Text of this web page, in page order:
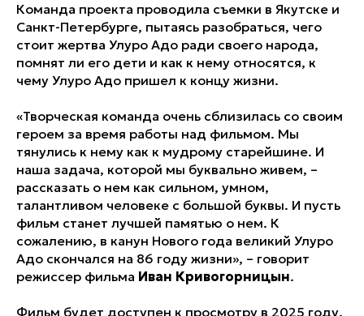
Команда проекта проводила съемки в Якутске и
Санкт-Петербурге, пытаясь разобраться, чего
стоит жертва Улуро Адо ради своего народа,
помнят ли его дети и как к нему относятся, к
чему Улуро Адо пришел к концу жизни.
«Творческая команда очень сблизилась со своим
героем за время работы над фильмом. Мы
тянулись к нему как к мудрому старейшине. И
наша задача, которой мы буквально живем, –
рассказать о нем как сильном, умном,
талантливом человеке с большой буквы. И пусть
фильм станет лучшей памятью о нем. К
сожалению, в канун Нового года великий Улуро
Адо скончался на 86 году жизни», – говорит
режиссер фильма Иван Кривогорницын.
Фильм будет доступен к просмотру в 2025 году.